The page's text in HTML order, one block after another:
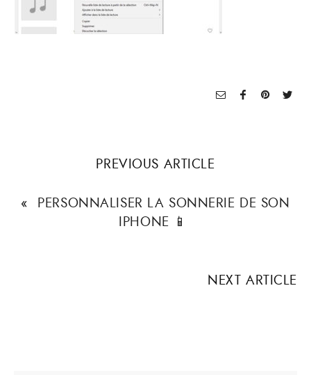
PREVIOUS ARTICLE
« PERSONNALISER LA SONNERIE DE SON
IPHONE 📱
NEXT ARTICLE